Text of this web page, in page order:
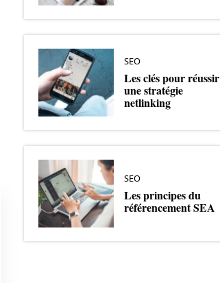
SEO
Les clés pour réussir
une stratégie
netlinking
SEO
Les principes du
référencement SEA